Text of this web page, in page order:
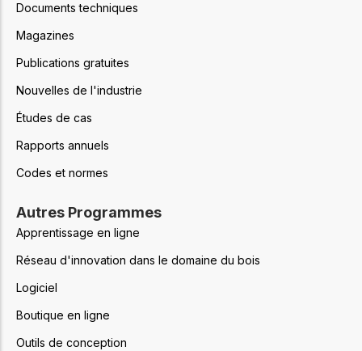
Documents techniques
Magazines
Publications gratuites
Nouvelles de l'industrie
Études de cas
Rapports annuels
Codes et normes
Autres Programmes
Apprentissage en ligne
Réseau d'innovation dans le domaine du bois
Logiciel
Boutique en ligne
Outils de conception